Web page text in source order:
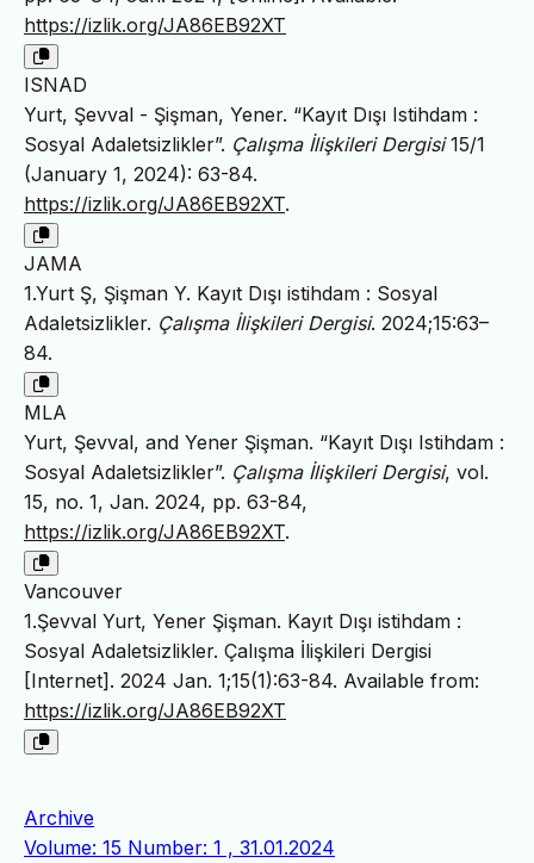
https://izlik.org/JA86EB92XT
ISNAD
Yurt, Şevval - Şişman, Yener. “Kayıt Dışı Istihdam :
Sosyal Adaletsizlikler”. Çalışma İlişkileri Dergisi15/1
(January 1, 2024): 63-84.
https://izlik.org/JA86EB92XT.
JAMA
1.Yurt Ş, Şişman Y. Kayıt Dışı istihdam : Sosyal
Adaletsizlikler. Çalışma İlişkileri Dergisi. 2024;15:63–
84.
MLA
Yurt, Şevval, and Yener Şişman. “Kayıt Dışı Istihdam :
Sosyal Adaletsizlikler”. Çalışma İlişkileri Dergisi, vol.
15, no. 1, Jan. 2024, pp. 63-84,
https://izlik.org/JA86EB92XT.
Vancouver
1.Şevval Yurt, Yener Şişman. Kayıt Dışı istihdam :
Sosyal Adaletsizlikler. Çalışma İlişkileri Dergisi
[Internet]. 2024 Jan. 1;15(1):63-84. Available from:
https://izlik.org/JA86EB92XT
Archive
Volume: 15 Number: 1 , 31.01.2024